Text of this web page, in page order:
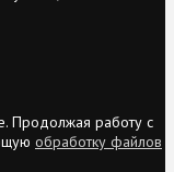
Продолжая работу с
обработку файлов